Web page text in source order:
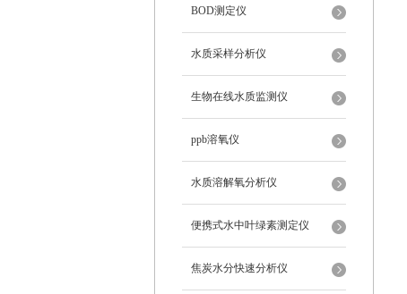
BOD测定仪
水质采样分析仪
生物在线水质监测仪
ppb溶氧仪
水质溶解氧分析仪
便携式水中叶绿素测定仪
焦炭水分快速分析仪